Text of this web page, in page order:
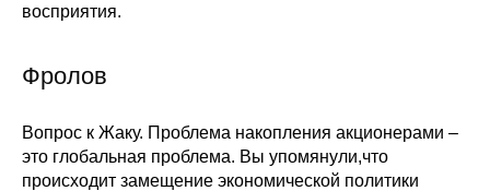
восприятия.
Фролов
Вопрос к Жаку. Проблема накопления акционерами –
это глобальная проблема. Вы упомянули,что
происходит замещение экономической политики